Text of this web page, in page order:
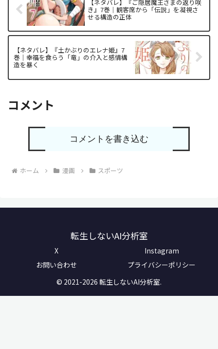
【ネタバレ】『ご隠居魔王さまの返り咲
き』7巻｜観客席から「伝説」を凝視さ
せる構造の正体
【ネタバレ】『土かぶりのエレナ姫』7
巻｜幸福を食らう「竜」の介入と感情構
造を暴く
コメント
コメントを書き込む
ホーム 漫画 スポーツ
転生しないAI分析室
X
Instagram
お問い合わせ
プライバシーポリシー
© 2021-2026 転生しないAI分析室.